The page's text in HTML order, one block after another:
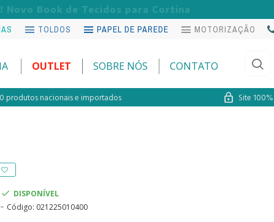
Novo Book de Tecidos para Cortina
TOLDOS PAPEL DE PAREDE MOTORIZAÇÃO
OUTLET SOBRE NÓS CONTATO
produtos nacionais e importados Site
DISPONÍVEL
Código: 021225010400